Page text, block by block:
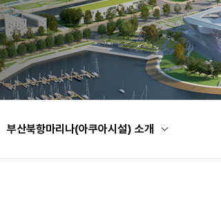
부산북항마리나(아쿠아시설) 소개
부산북항마리나 홈페이지